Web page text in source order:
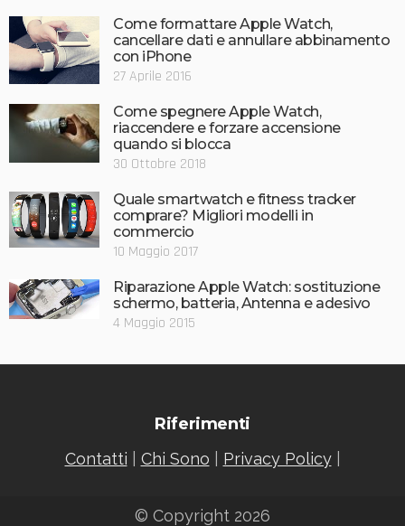
Come formattare Apple Watch,
cancellare dati e annullare abbinamento
con iPhone
27 Aprile 2016
Come spegnere Apple Watch,
riaccendere e forzare accensione
quando si blocca
30 Ottobre 2018
Quale smartwatch e fitness tracker
comprare? Migliori modelli in
commercio
10 Maggio 2017
Riparazione Apple Watch: sostituzione
schermo, batteria, Antenna e adesivo
4 Maggio 2015
Riferimenti
Contatti Chi Sono Privacy Policy|
© Copyright 2026